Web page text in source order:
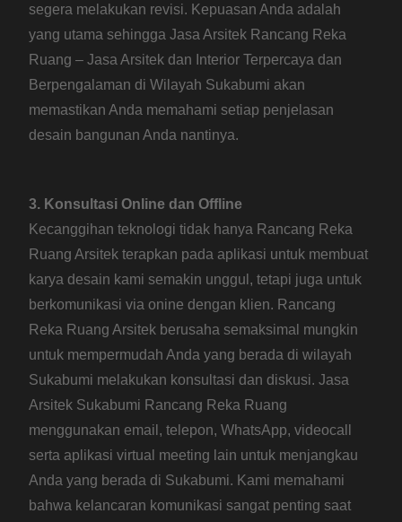
segera melakukan revisi. Kepuasan Anda adalah
yang utama sehingga Jasa Arsitek Rancang Reka
Ruang – Jasa Arsitek dan Interior Terpercaya dan
Berpengalaman di Wilayah Sukabumi akan
memastikan Anda memahami setiap penjelasan
desain bangunan Anda nantinya.
3. Konsultasi Online dan Offline
Kecanggihan teknologi tidak hanya Rancang Reka
Ruang Arsitek terapkan pada aplikasi untuk membuat
karya desain kami semakin unggul, tetapi juga untuk
berkomunikasi via onine dengan klien. Rancang
Reka Ruang Arsitek berusaha semaksimal mungkin
untuk mempermudah Anda yang berada di wilayah
Sukabumi melakukan konsultasi dan diskusi. Jasa
Arsitek Sukabumi Rancang Reka Ruang
menggunakan email, telepon, WhatsApp, videocall
serta aplikasi virtual meeting lain untuk menjangkau
Anda yang berada di Sukabumi. Kami memahami
bahwa kelancaran komunikasi sangat penting saat